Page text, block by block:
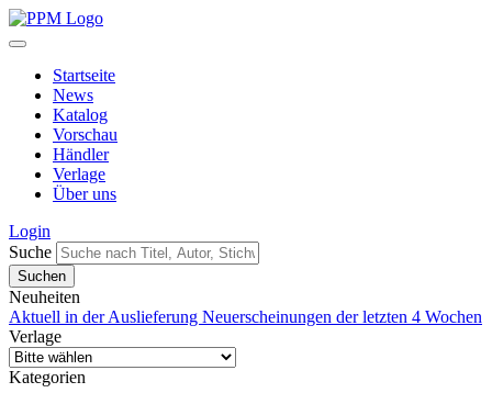
Startseite
News
Katalog
Vorschau
Händler
Verlage
Über uns
Login
Suche
Neuheiten
Aktuell in der Auslieferung Neuerscheinungen der letzten 4 Wochen
Verlage
Kategorien